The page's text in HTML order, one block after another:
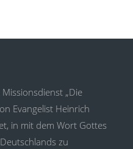
„Die
Evangelist Heinrich
in mit dem Wort Gottes
zu